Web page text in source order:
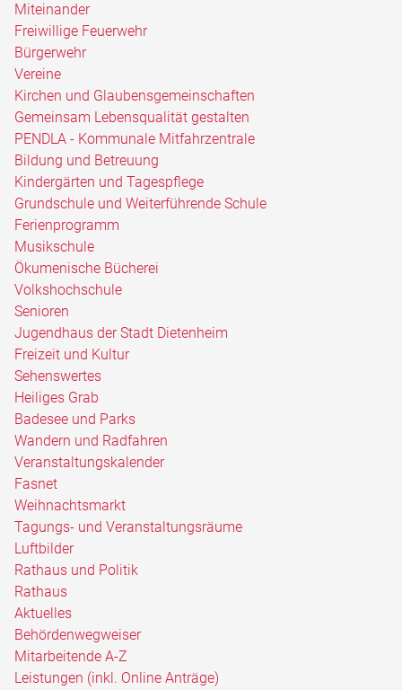
Miteinander
Freiwillige Feuerwehr
Bürgerwehr
Vereine
Kirchen und Glaubensgemeinschaften
Gemeinsam Lebensqualität gestalten
PENDLA - Kommunale Mitfahrzentrale
Bildung und Betreuung
Kindergärten und Tagespflege
Grundschule und Weiterführende Schule
Ferienprogramm
Musikschule
Ökumenische Bücherei
Volkshochschule
Senioren
Jugendhaus der Stadt Dietenheim
Freizeit und Kultur
Sehenswertes
Heiliges Grab
Badesee und Parks
Wandern und Radfahren
Veranstaltungskalender
Fasnet
Weihnachtsmarkt
Tagungs- und Veranstaltungsräume
Luftbilder
Rathaus und Politik
Rathaus
Aktuelles
Behördenwegweiser
Mitarbeitende A-Z
Leistungen (inkl. Online Anträge)